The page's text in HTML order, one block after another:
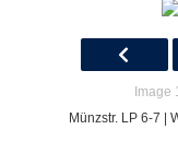
Image
Münzstr. LP 6-7 |